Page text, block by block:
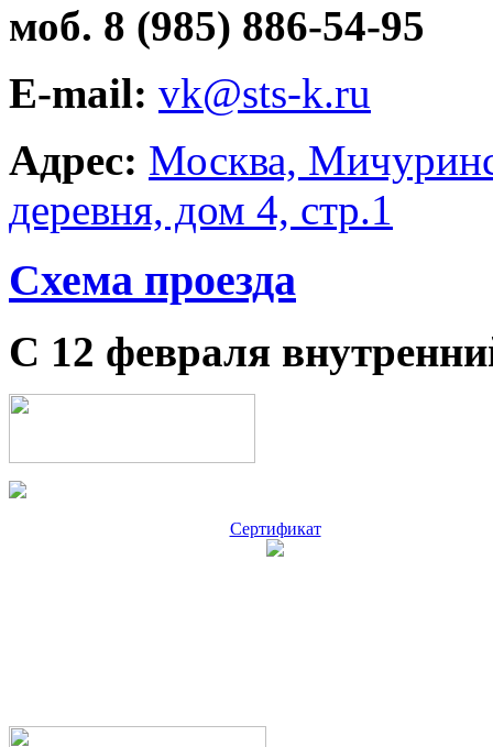
моб. 8 (985) 886-54-95
E-mail: vk@sts-k.ru
Адрес: Москва,
деревня, дом 4, стр.1
Схема проезда
С 12 февраля
Сертификат